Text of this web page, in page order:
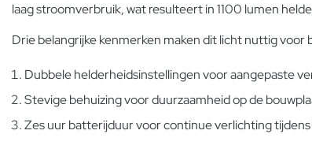
laag stroomverbruik, wat resulteert in 1100 lumen
Drie belangrijke kenmerken maken dit licht nuttig voor
Dubbele helderheidsinstellingen voor aangepaste
Stevige behuizing voor duurzaamheid op de
Zes uur batterijduur voor continue verlichting